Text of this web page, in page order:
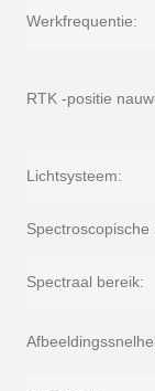
Werkfrequentie:
RTK -positie
Lichtsysteem:
Spectroscopische
Spectraal bereik: